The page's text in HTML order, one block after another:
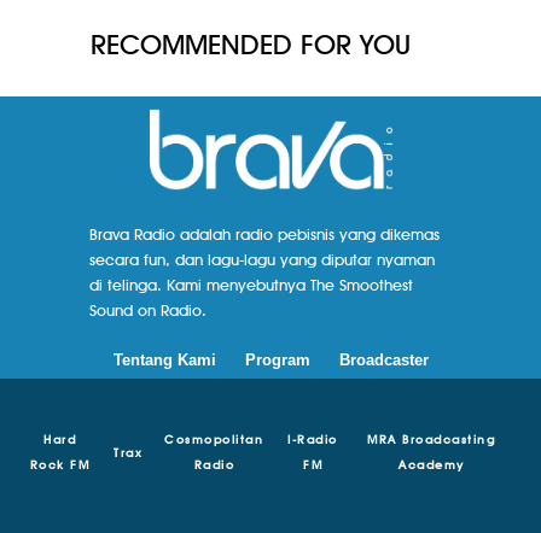
RECOMMENDED FOR YOU
Brava Radio adalah radio pebisnis yang dikemas
secara fun, dan lagu-lagu yang diputar nyaman
di telinga. Kami menyebutnya The Smoothest
Sound on Radio.
Tentang Kami Program Broadcaster
Hard
Rock FM
Trax
Cosmopolitan
Radio
I-Radio
FM
MRA Broadcasting
Academy